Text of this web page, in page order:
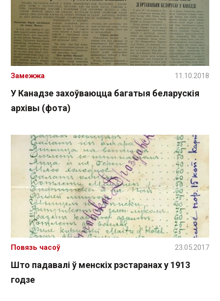
У Канадзе захоўваюцца багатыя беларускія
архівы (фота)
Замежжа 11.10.2018
Што падавалі ў менскіх рэстаранах у 1913
годзе
Повязь часоў 23.05.2017